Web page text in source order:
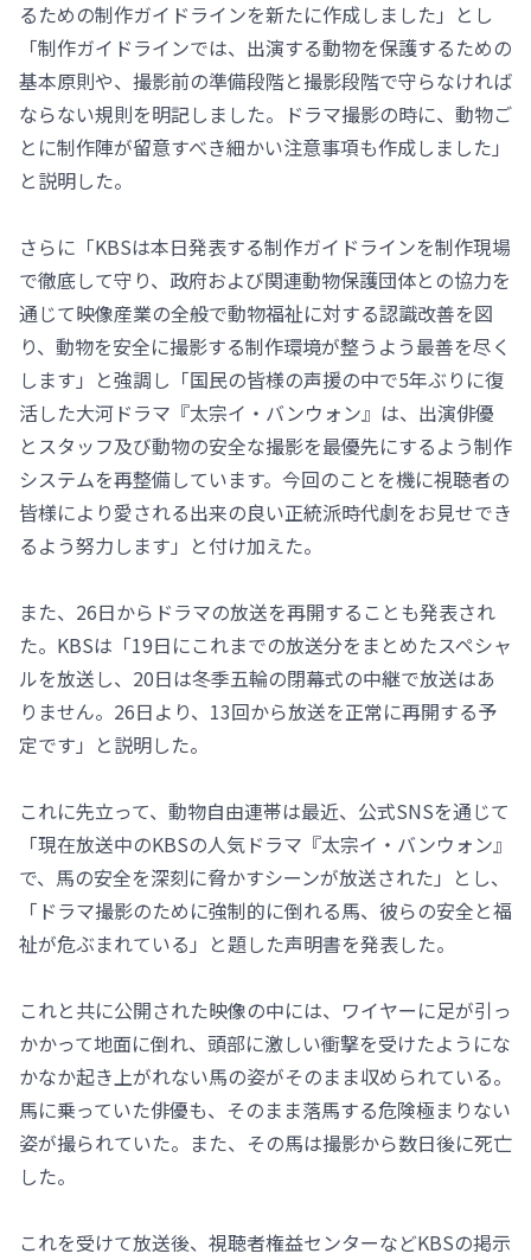
るための制作ガイドラインを新たに作成しました」とし
「制作ガイドラインでは、出演する動物を保護するための
基本原則や、撮影前の準備段階と撮影段階で守らなければ
ならない規則を明記しました。ドラマ撮影の時に、動物ご
とに制作陣が留意すべき細かい注意事項も作成しました」
と説明した。
さらに「KBSは本日発表する制作ガイドラインを制作現場
で徹底して守り、政府および関連動物保護団体との協力を
通じて映像産業の全般で動物福祉に対する認識改善を図
り、動物を安全に撮影する制作環境が整うよう最善を尽く
します」と強調し「国民の皆様の声援の中で5年ぶりに復
活した大河ドラマ『太宗イ・バンウォン』は、出演俳優
とスタッフ及び動物の安全な撮影を最優先にするよう制作
システムを再整備しています。今回のことを機に視聴者の
皆様により愛される出来の良い正統派時代劇をお見せでき
るよう努力します」と付け加えた。
また、26日からドラマの放送を再開することも発表され
た。KBSは「19日にこれまでの放送分をまとめたスペシャ
ルを放送し、20日は冬季五輪の閉幕式の中継で放送はあ
りません。26日より、13回から放送を正常に再開する予
定です」と説明した。
これに先立って、動物自由連帯は最近、公式SNSを通じて
「現在放送中のKBSの人気ドラマ『太宗イ・バンウォン』
で、馬の安全を深刻に脅かすシーンが放送された」とし、
「ドラマ撮影のために強制的に倒れる馬、彼らの安全と福
祉が危ぶまれている」と題した声明書を発表した。
これと共に公開された映像の中には、ワイヤーに足が引っ
かかって地面に倒れ、頭部に激しい衝撃を受けたようにな
かなか起き上がれない馬の姿がそのまま収められている。
馬に乗っていた俳優も、そのまま落馬する危険極まりない
姿が撮られていた。また、その馬は撮影から数日後に死亡
した。
これを受けて放送後、視聴者権益センターなどKBSの掲示